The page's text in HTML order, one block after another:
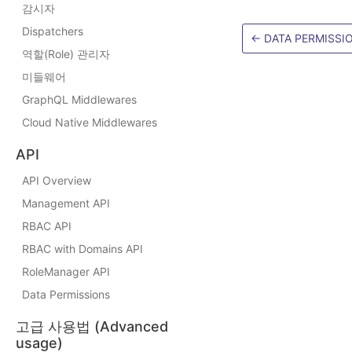
감시자
Dispatchers
역할(Role) 관리자
미들웨어
GraphQL Middlewares
Cloud Native Middlewares
API
API Overview
Management API
RBAC API
RBAC with Domains API
RoleManager API
Data Permissions
고급 사용법 (Advanced
usage)
← DATA